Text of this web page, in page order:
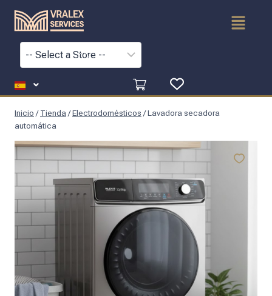
Inicio / Tienda/Electrodomésticos /Lavadora secadora
automática